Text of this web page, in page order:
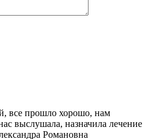
все прошло хорошо, нам
выслушала, назначила лечение
Романовна